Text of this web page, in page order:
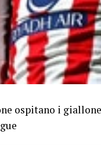
ospitano i